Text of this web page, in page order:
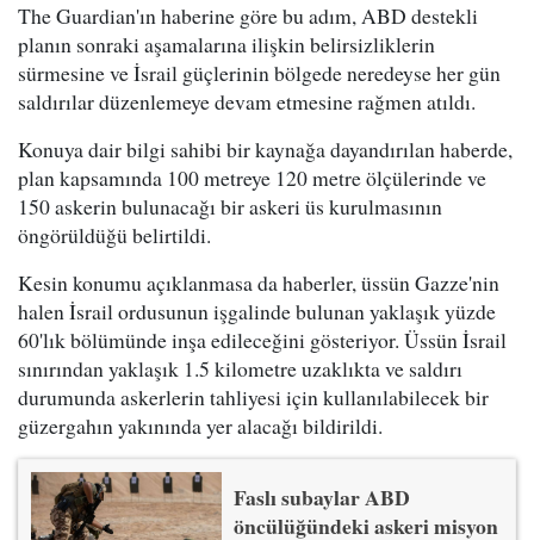
The Guardian'ın haberine göre bu adım, ABD destekli
planın sonraki aşamalarına ilişkin belirsizliklerin
sürmesine ve İsrail güçlerinin bölgede neredeyse her gün
saldırılar düzenlemeye devam etmesine rağmen atıldı.
Konuya dair bilgi sahibi bir kaynağa dayandırılan haberde,
plan kapsamında 100 metreye 120 metre ölçülerinde ve
150 askerin bulunacağı bir askeri üs kurulmasının
öngörüldüğü belirtildi.
Kesin konumu açıklanmasa da haberler, üssün Gazze'nin
halen İsrail ordusunun işgalinde bulunan yaklaşık yüzde
60'lık bölümünde inşa edileceğini gösteriyor. Üssün İsrail
sınırından yaklaşık 1.5 kilometre uzaklıkta ve saldırı
durumunda askerlerin tahliyesi için kullanılabilecek bir
güzergahın yakınında yer alacağı bildirildi.
Faslı subaylar ABD
öncülüğündeki askeri misyon